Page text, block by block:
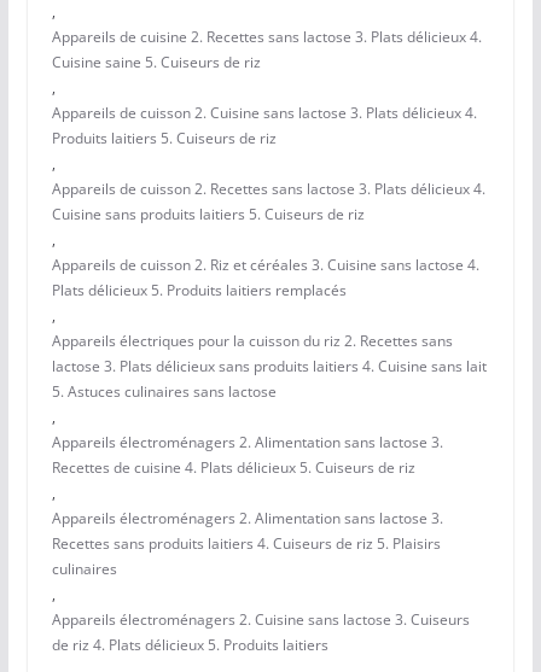
,
Appareils de cuisine 2. Recettes sans lactose 3. Plats délicieux 4.
Cuisine saine 5. Cuiseurs de riz
,
Appareils de cuisson 2. Cuisine sans lactose 3. Plats délicieux 4.
Produits laitiers 5. Cuiseurs de riz
,
Appareils de cuisson 2. Recettes sans lactose 3. Plats délicieux 4.
Cuisine sans produits laitiers 5. Cuiseurs de riz
,
Appareils de cuisson 2. Riz et céréales 3. Cuisine sans lactose 4.
Plats délicieux 5. Produits laitiers remplacés
,
Appareils électriques pour la cuisson du riz 2. Recettes sans
lactose 3. Plats délicieux sans produits laitiers 4. Cuisine sans lait
5. Astuces culinaires sans lactose
,
Appareils électroménagers 2. Alimentation sans lactose 3.
Recettes de cuisine 4. Plats délicieux 5. Cuiseurs de riz
,
Appareils électroménagers 2. Alimentation sans lactose 3.
Recettes sans produits laitiers 4. Cuiseurs de riz 5. Plaisirs
culinaires
,
Appareils électroménagers 2. Cuisine sans lactose 3. Cuiseurs
de riz 4. Plats délicieux 5. Produits laitiers